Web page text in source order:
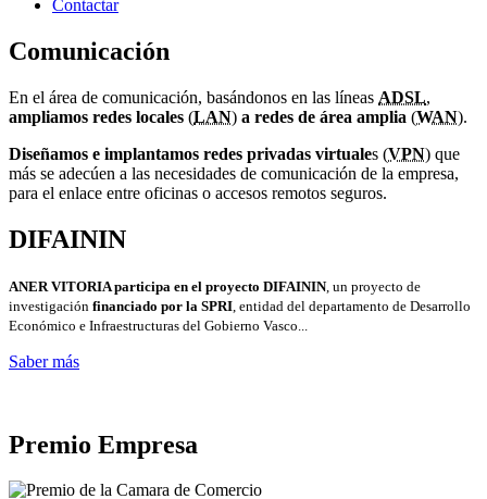
Contactar
Comunicación
En el área de comunicación, basándonos en las líneas ADSL,
ampliamos redes locales (LAN) a redes de área amplia (WAN).
Diseñamos e implantamos redes privadas virtuales (VPN) que
más se adecúen a las necesidades de comunicación de la empresa,
para el enlace entre oficinas o accesos remotos seguros.
DIFAININ
ANER VITORIA participa en el proyecto DIFAININ, un proyecto de
investigación financiado por la SPRI , entidad del departamento de Desarrollo
Económico e Infraestructuras del Gobierno Vasco...
Saber más
Premio Empresa